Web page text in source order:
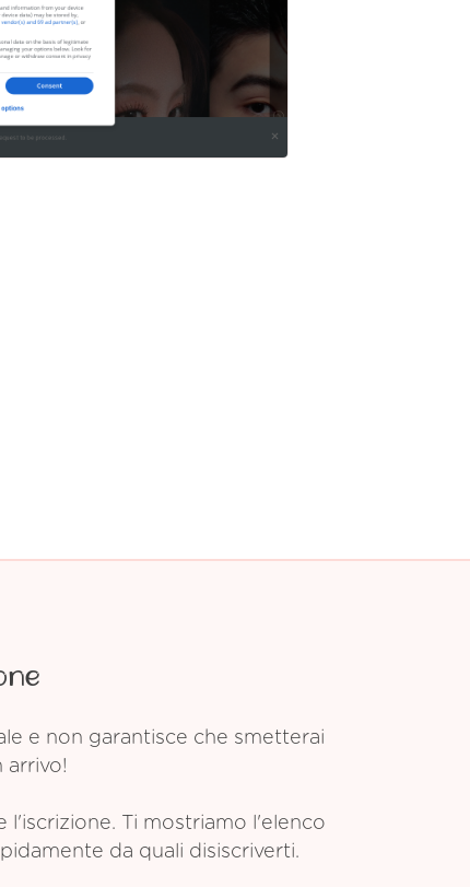
e non garantisce che smetterai
arrivo!
l'iscrizione. Ti mostriamo l'elenco
da quali disiscriverti.